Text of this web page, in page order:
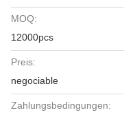
MOQ:
12000pcs
Preis:
negociable
Zahlungsbedingungen: